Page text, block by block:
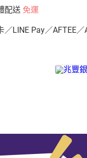
配送 免運
／LINE Pay／AFTEE／